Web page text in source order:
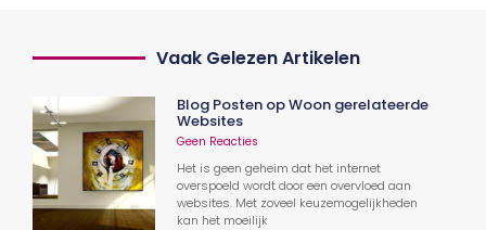
Vaak Gelezen Artikelen
Blog Posten op Woon gerelateerde
Websites
Geen Reacties
Het is geen geheim dat het internet
overspoeld wordt door een overvloed aan
websites. Met zoveel keuzemogelijkheden
kan het moeilijk